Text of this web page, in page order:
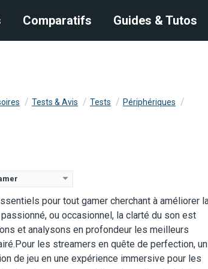
Comparatifs Guides & Tutos
Tests & Avis Tests
Périphériques
pour tout gamer cherchant à améliorer
ou occasionnel, la clarté du son est
et analysons en profondeur les meilleurs
les streamers en quête de perfection, un
de jeu en une expérience immersive pour les
de Micro: Type de Micro:
Microphone à condensateur
Comparatifs Guides & Tutos